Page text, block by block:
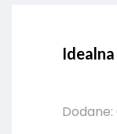
Dodane: